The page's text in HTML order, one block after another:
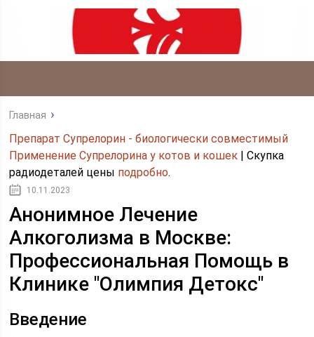
Главная
Препарат Супрелорин - биологически совместимый
Применение Супрелорина у котов и кошек | Скупка
радиодеталей цены подробно.
10.11.2023
Анонимное Лечение
Алкоголизма в Москве:
Профессиональная Помощь в
Клинике "Олимпия Детокс"
Введение